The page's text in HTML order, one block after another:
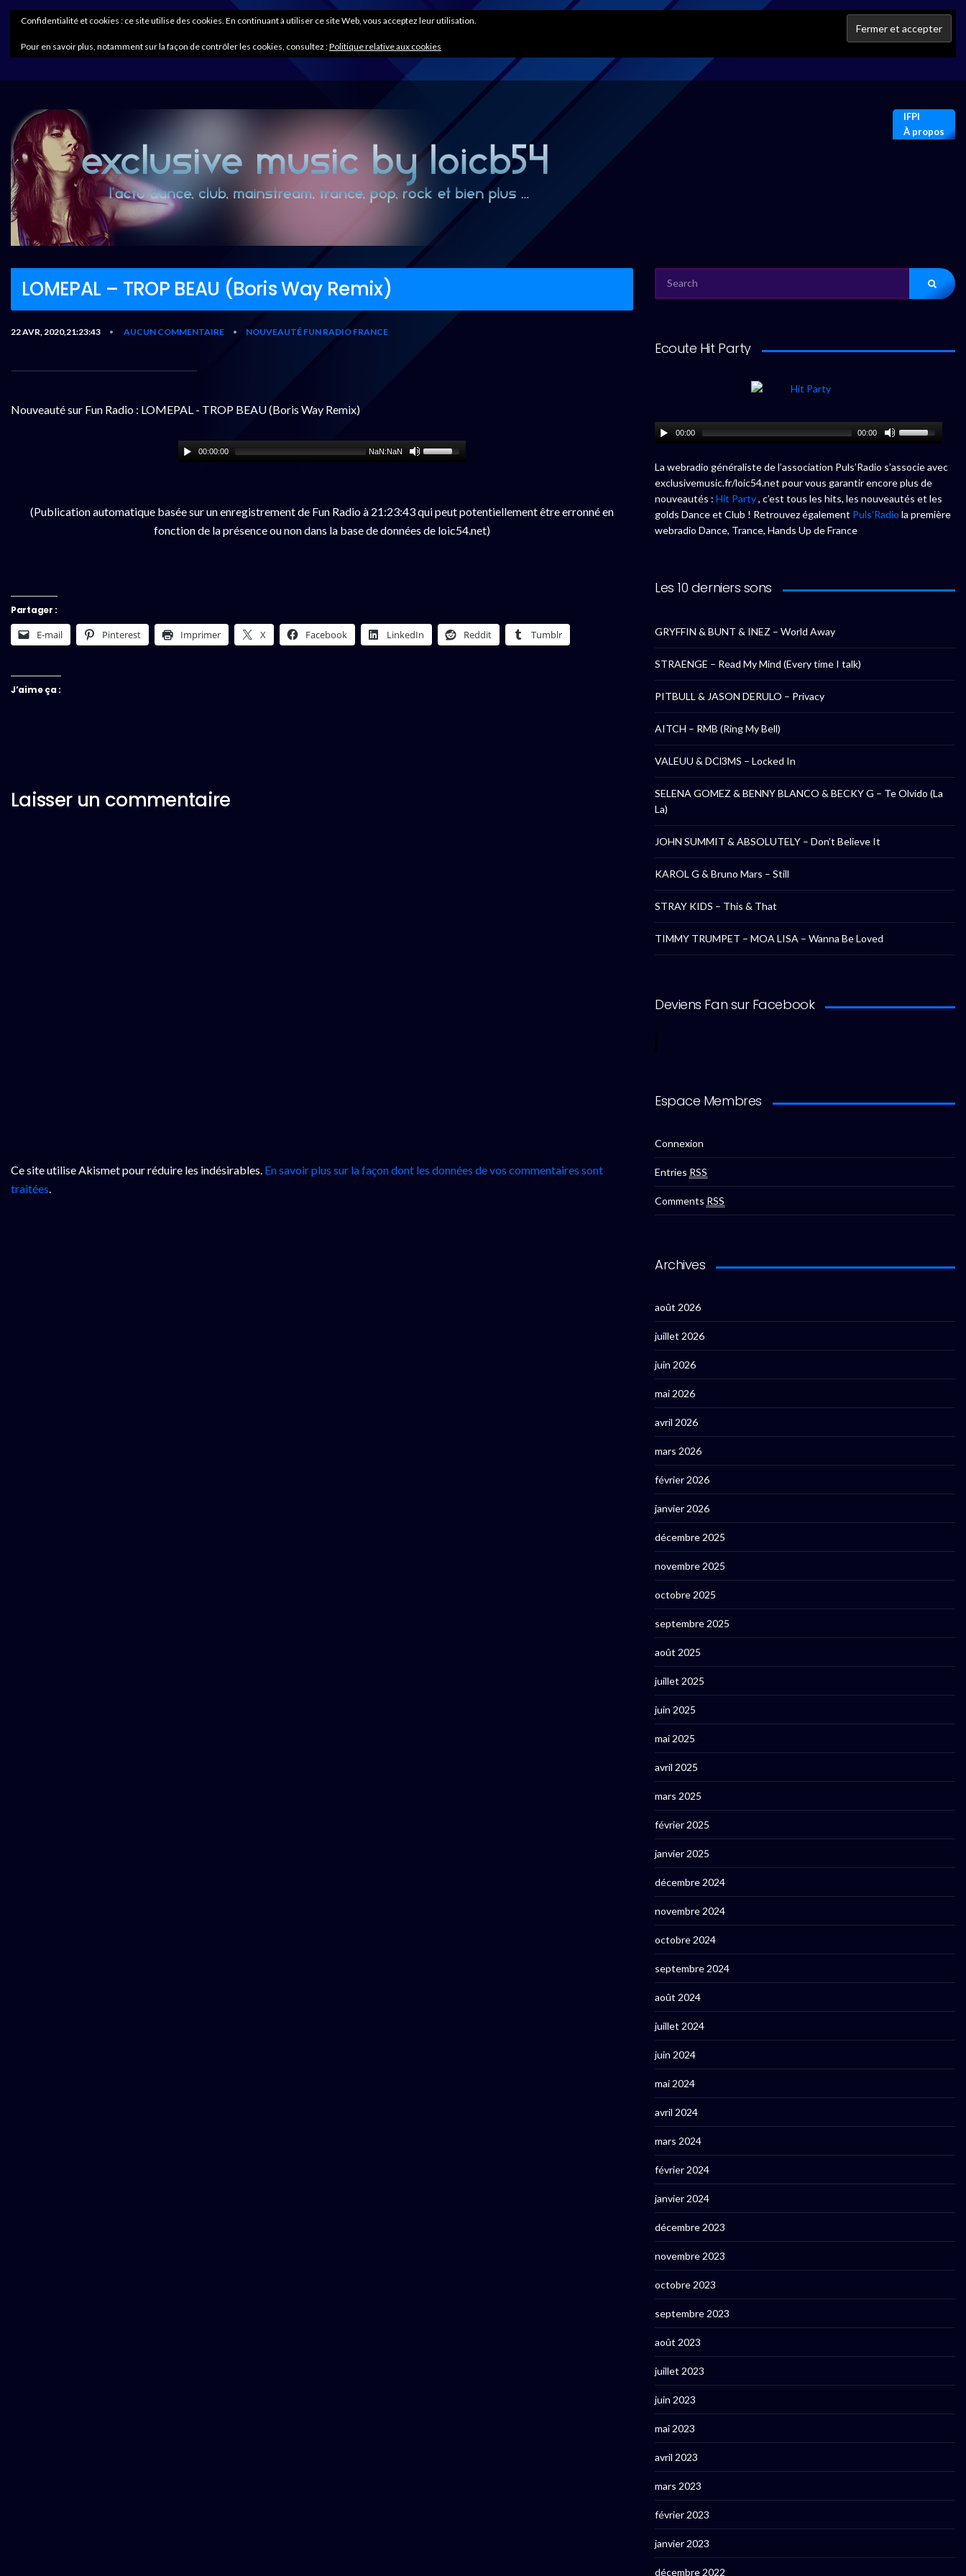
IFPI
À propos
LOMEPAL – TROP BEAU (Boris Way Remix)
22 AVR, 2020,21:23:43 • AUCUN COMMENTAIRE • NOUVEAUTÉ FUN RADIO FRANCE
Nouveauté sur Fun Radio : LOMEPAL - TROP BEAU (Boris Way Remix)
00:00:00 NaN:NaN
(Publication automatique basée sur un enregistrement de Fun Radio à 21:23:43 qui peut potentiellement être erronné en
fonction de la présence ou non dans la base de données de loic54.net)
Partager :
E-mail Pinterest Imprimer X Facebook LinkedIn Reddit Tumblr
J’aime ça :
Laisser un commentaire
Ce site utilise Akismet pour réduire les indésirables. En savoir plus sur la façon dont les données de vos commentaires sont
traitées.
FOR:
Ecoute Hit Party
00:00 00:00
La webradio généraliste de l’association Puls’Radio s’associe avec
exclusivemusic.fr/loic54.net pour vous garantir encore plus de
nouveautés : Hit Party, c’est tous les hits, les nouveautés et les
golds Dance et Club ! Retrouvez également Puls’Radio la première
webradio Dance, Trance, Hands Up de France
Les 10 derniers sons
GRYFFIN & BUNT & INEZ – World Away
STRAENGE – Read My Mind (Every time I talk)
PITBULL & JASON DERULO – Privacy
AITCH – RMB (Ring My Bell)
VALEUU & DCl3MS – Locked In
SELENA GOMEZ & BENNY BLANCO & BECKY G – Te Olvido (La
La)
JOHN SUMMIT & ABSOLUTELY – Don’t Believe It
KAROL G & Bruno Mars – Still
STRAY KIDS – This & That
TIMMY TRUMPET – MOA LISA – Wanna Be Loved
Deviens Fan sur Facebook
Espace Membres
Connexion
Entries RSS
Comments RSS
Archives
août 2026
juillet 2026
juin 2026
mai 2026
avril 2026
mars 2026
février 2026
janvier 2026
décembre 2025
novembre 2025
octobre 2025
septembre 2025
août 2025
juillet 2025
juin 2025
mai 2025
avril 2025
mars 2025
février 2025
janvier 2025
décembre 2024
novembre 2024
octobre 2024
septembre 2024
août 2024
juillet 2024
juin 2024
mai 2024
avril 2024
mars 2024
février 2024
janvier 2024
décembre 2023
novembre 2023
octobre 2023
septembre 2023
août 2023
juillet 2023
juin 2023
mai 2023
avril 2023
mars 2023
février 2023
janvier 2023
décembre 2022
Confidentialité et cookies : ce site utilise des cookies. En continuant à utiliser ce site Web, vous acceptez leur utilisation.
Pour en savoir plus, notamment sur la façon de contrôler les cookies, consultez :Politique relative aux cookies